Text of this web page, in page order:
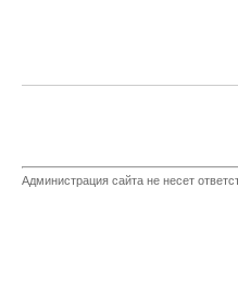
Администрация сайта не несет